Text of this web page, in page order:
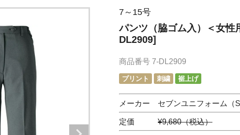
7～15号
パンツ（脇ゴム入）＜女
DL2909]
商品番号 7-DL2909
プリント 刺繍 裾上げ
メーカー セブンユニフォーム（
定価 ¥9,680（税込）